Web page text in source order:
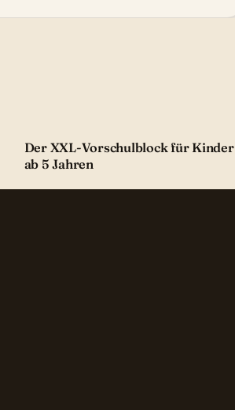
Der XXL-Vorschulblock für Kinder
ab 5 Jahren